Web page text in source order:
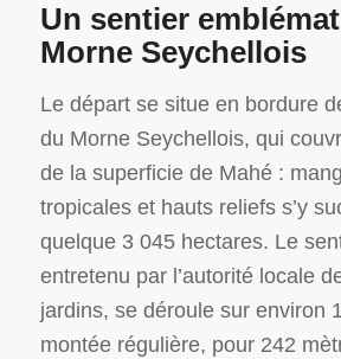
Un sentier
Morne Seychellois
Le départ se situe en bordure
du Morne Seychellois, qui
de la superficie de Mahé :
tropicales et hauts reliefs s’y
quelque 3 045 hectares. Le
entretenu par l’autorité locale
jardins, se déroule sur environ
montée régulière, pour 242